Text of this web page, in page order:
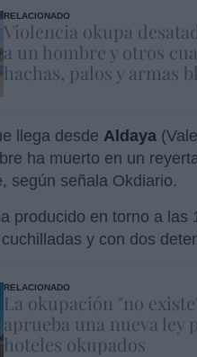
RELACIONADO
Violencia okupa
a un hombre y otros
hachas, palos y armas
llega desde Aldaya
ha muerto en un
según señala Okdiario.
producido en torno a las
y con dos
RELACIONADO
La okupación "no
aprueba una nueva ley
hoteles okupados